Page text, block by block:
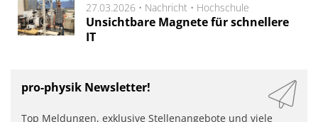
27.03.2026 • Nachricht • Hochschule
Unsichtbare Magnete für schnellere
IT
pro-physik Newsletter!
Top Meldungen, exklusive Stellenangebote und viele